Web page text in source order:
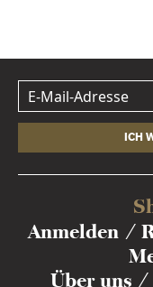
ICH
Anmelden
Über uns